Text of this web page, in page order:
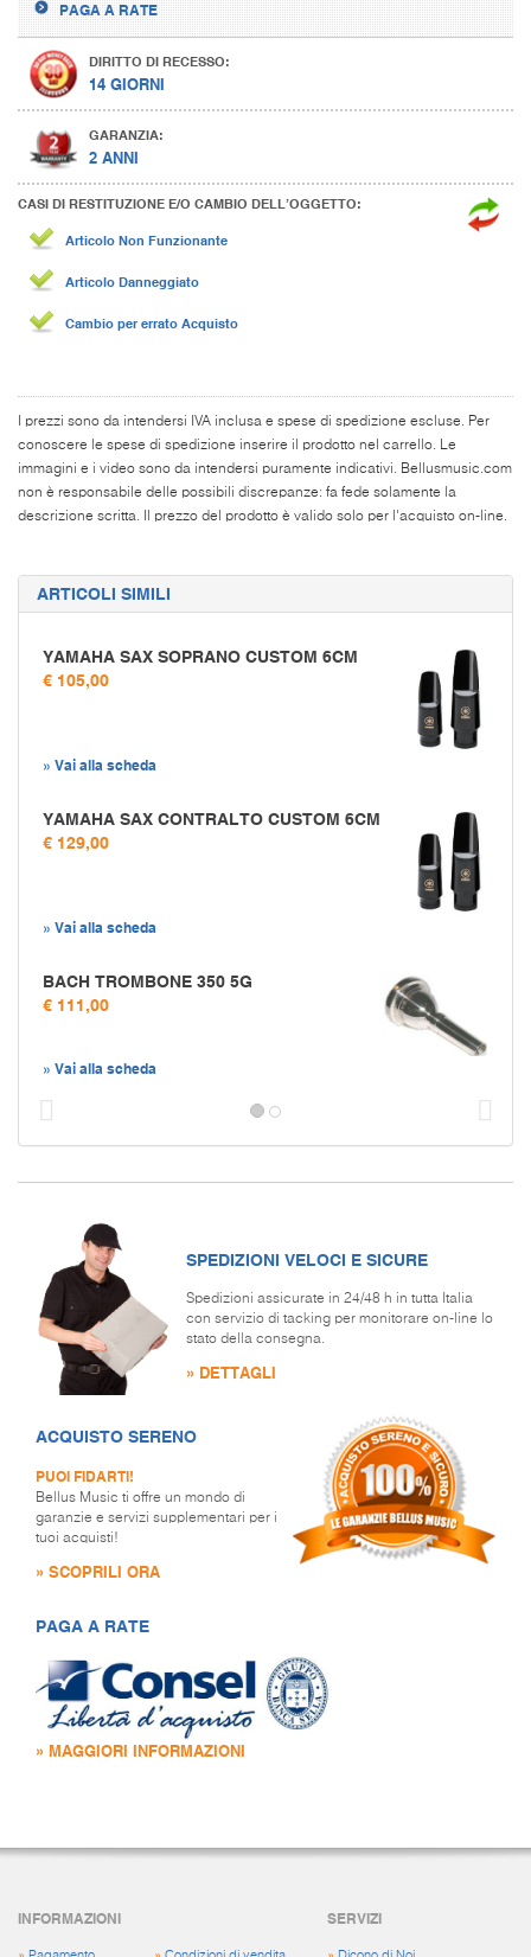
PAGA A RATE
DIRITTO DI RECESSO:
14 GIORNI
GARANZIA:
2 ANNI
CASI DI RESTITUZIONE E/O CAMBIO DELL’OGGETTO:
Articolo Non Funzionante
Articolo Danneggiato
Cambio per errato Acquisto
I prezzi sono da intendersi IVA inclusa e spese di spedizione escluse. Per
conoscere le spese di spedizione inserire il prodotto nel carrello. Le
immagini e i video sono da intendersi puramente indicativi. Bellusmusic.com
non è responsabile delle possibili discrepanze: fa fede solamente la
descrizione scritta. Il prezzo del prodotto è valido solo per l'acquisto on-line.
ARTICOLI SIMILI
YAMAHA SAX SOPRANO CUSTOM 6CM
€ 105,00
» Vai alla scheda
YAMAHA SAX CONTRALTO CUSTOM 6CM
€ 129,00
» Vai alla scheda
BACH TROMBONE 350 5G
€ 111,00
» Vai alla scheda
SPEDIZIONI VELOCI E SICURE
Spedizioni assicurate in 24/48 h in tutta Italia
con servizio di tacking per monitorare on-line lo
stato della consegna.
» DETTAGLI
ACQUISTO SERENO
PUOI FIDARTI!
Bellus Music ti offre un mondo di
garanzie e servizi supplementari per i
tuoi acquisti!
» SCOPRILI ORA
PAGA A RATE
» MAGGIORI INFORMAZIONI
INFORMAZIONI SERVIZI